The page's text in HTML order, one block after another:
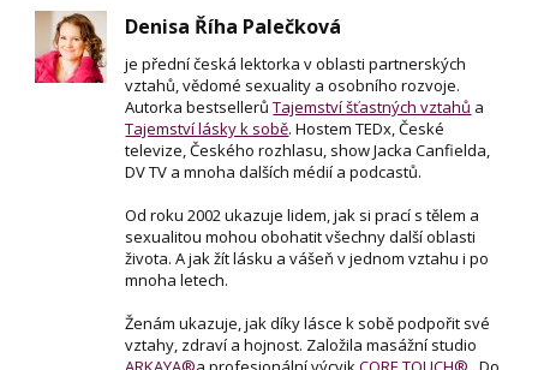
Denisa Říha Palečková
je přední česká lektorka v oblasti partnerských
vztahů, vědomé sexuality a osobního rozvoje.
Autorka bestsellerůTajemství šťastných vztahů a
Tajemství lásky k sobě. Hostem TEDx, České
televize, Českého rozhlasu, show Jacka Canfielda,
DV TV a mnoha dalších médií a podcastů.
Od roku 2002 ukazuje lidem, jak si prací s tělem a
sexualitou mohou obohatit všechny další oblasti
života. A jak žít lásku a vášeň v jednom vztahu i po
mnoha letech.
Ženám ukazuje, jak díky lásce k sobě podpořit své
vztahy, zdraví a hojnost. Založila masážní studio